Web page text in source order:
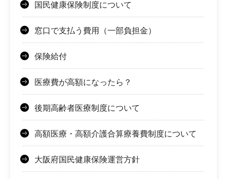
国民健康保険制度について
窓口で支払う費用（一部負担金）
保険給付
医療費が高額になったら？
後期高齢者医療制度について
高額医療・高額介護合算療養費制度について
大阪府国民健康保険運営方針